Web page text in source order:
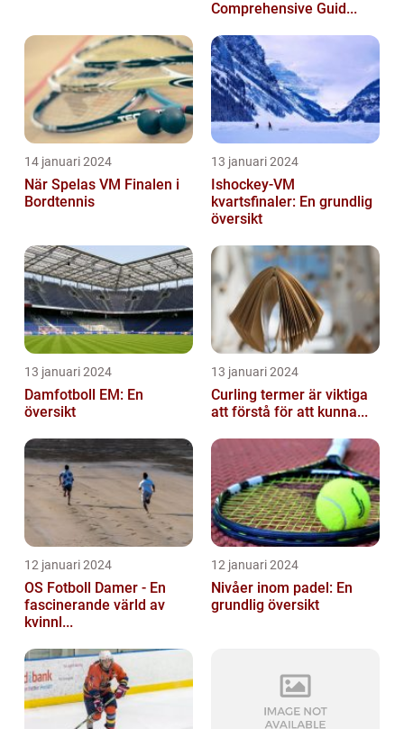
Comprehensive Guid...
14 januari 2024
När Spelas VM Finalen i
Bordtennis
13 januari 2024
Ishockey-VM
kvartsfinaler: En grundlig
översikt
13 januari 2024
Damfotboll EM: En
översikt
13 januari 2024
Curling termer är viktiga
att förstå för att kunna...
12 januari 2024
OS Fotboll Damer - En
fascinerande värld av
kvinnl...
12 januari 2024
Nivåer inom padel: En
grundlig översikt